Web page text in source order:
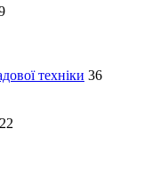
техніки 36
22